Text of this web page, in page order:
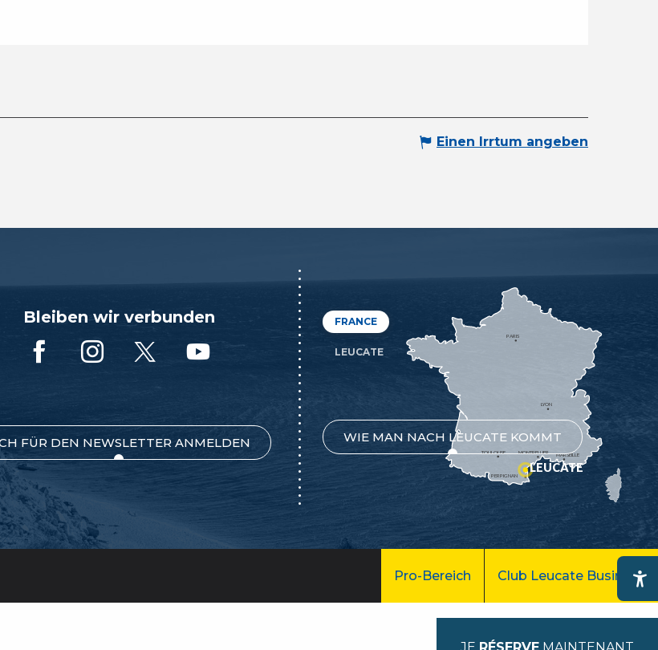
Einen Irrtum angeben
Bleiben wir verbunden
FÜR DEN NEWSLETTER ANMELDEN
FRANCE
LEUCATE
WIE MAN NACH LEUCATE KOMMT
MONTPELLIER
PERPIGNAN
MARSEILLE
TOULOUSE
LYON
PARIS
LEUCATE
Pro-Bereich Club Leucate Business